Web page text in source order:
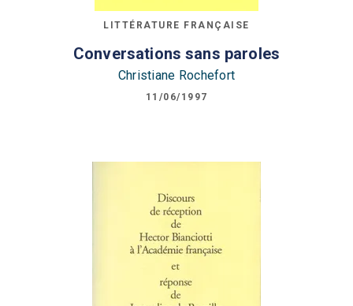
LITTÉRATURE FRANÇAISE
Conversations sans paroles
Christiane Rochefort
11/06/1997